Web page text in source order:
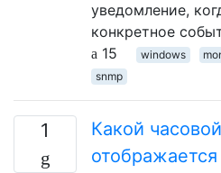
уведомление,
конкретное
15
windows
snmp
1
Какой